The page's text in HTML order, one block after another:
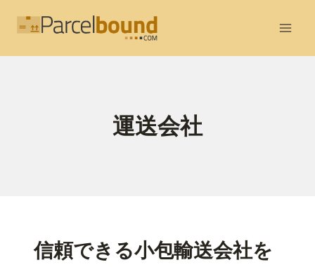
運送会社
信頼できる小包輸送会社を